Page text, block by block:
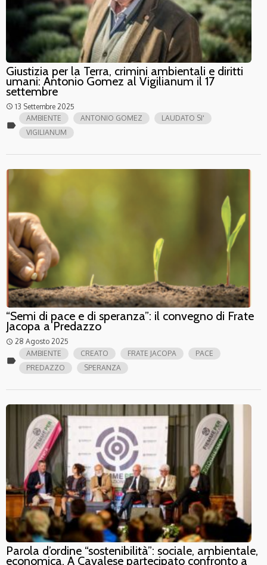
Giustizia per la Terra, crimini ambientali e diritti
umani: Antonio Gomez al Vigilianum il 17
settembre
access_time 13 Settembre 2025
label
AMBIENTE ANTONIO GOMEZ
LAUDATO SI'
VIGILIANUM
“Semi di pace e di speranza”: il convegno di Frate
Jacopa a Predazzo
access_time 28 Agosto 2025
label
AMBIENTE CREATO FRATE JACOPA
PACE
PREDAZZO
SPERANZA
Parola d’ordine “sostenibilità”: sociale, ambientale,
economica. A Cavalese partecipato confronto a